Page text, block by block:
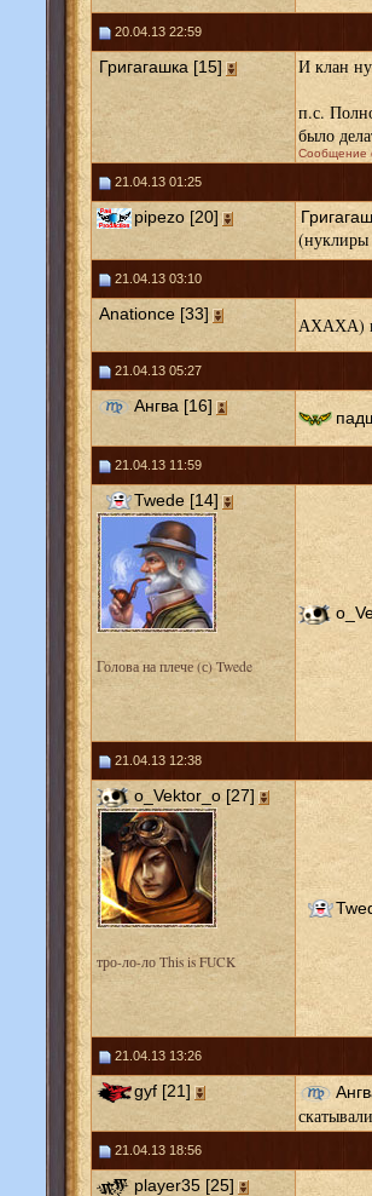
20.04.13 22:59
Григагашка [15]
И клан
п.с.
было
Сообщение
21.04.13 01:25
pipezo [20]
21.04.13 03:10
Anationce [33] АХАХА)
21.04.13 05:27
Ангва [16]
21.04.13 11:59
Twede [14]
Голова на плече (с) Twede
21.04.13 12:38
o_Vektor_o [27]
тро-ло-ло This is FUCK
21.04.13 13:26
gyf [21]
21.04.13 18:56
player35 [25]